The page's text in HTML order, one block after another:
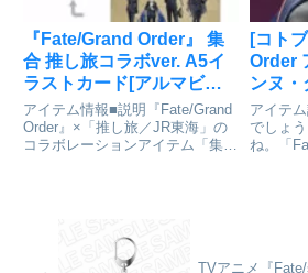
『Fate/Grand Order』 集
合 推し旅コラボver. A5イ
ラストカード[アルマビア
ンカ]が予約受付中
アイテム情報■説明『Fate/Grand
Order』×「推し旅／JR東海」の
コラボレーションアイテム「集合
[コト
Order
ンヌ・
私服
ュア（
始
アイテ
でしょ
ね。「
TVアニメ『